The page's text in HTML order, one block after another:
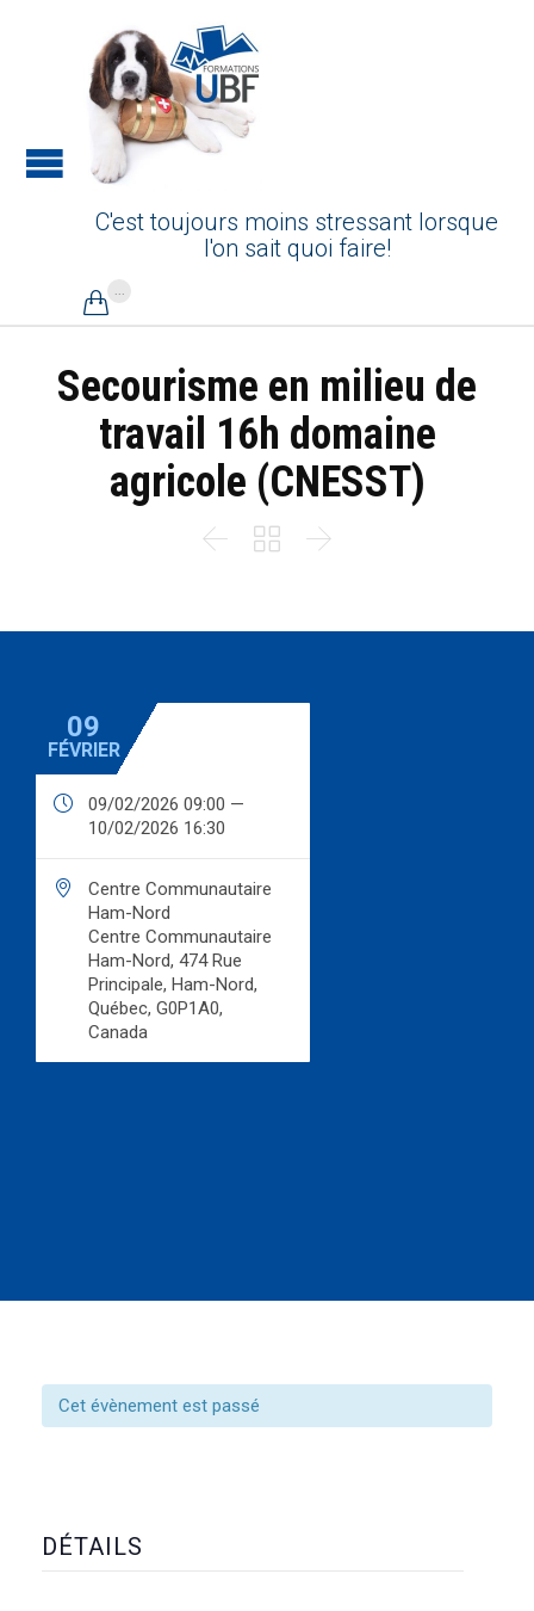
C'est toujours moins stressant lorsque
l'on sait quoi faire!

Secourisme en milieu de
travail 16h domaine
agricole (CNESST)
  
09
FÉVRIER

09/02/2026 09:00 —
10/02/2026 16:30

Centre Communautaire
Ham-Nord
Centre Communautaire
Ham-Nord, 474 Rue
Principale, Ham-Nord,
Québec, G0P1A0,
Canada
Cet évènement est passé
DÉTAILS